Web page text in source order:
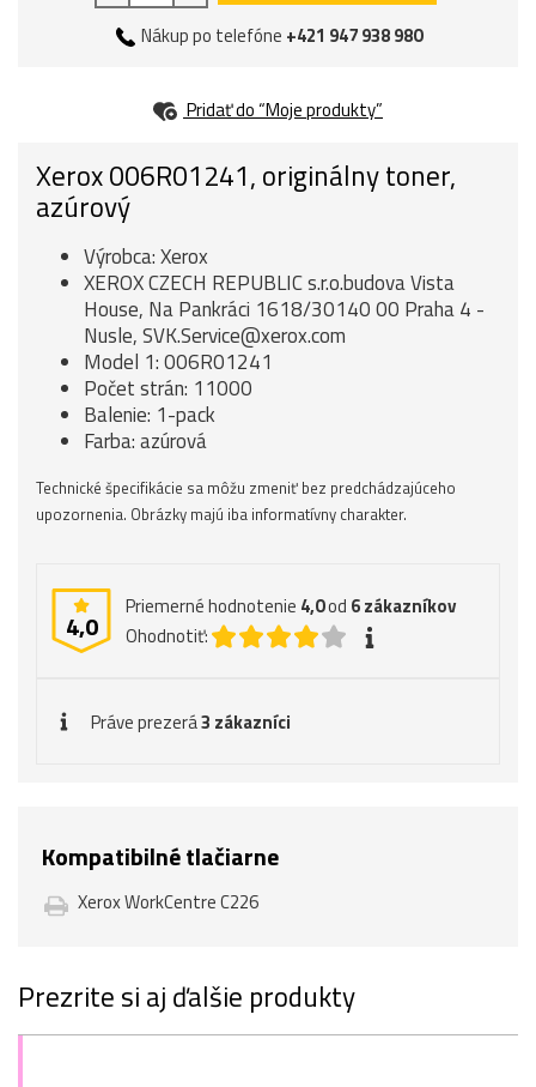
Nákup po telefóne +421 947 938 980
Pridať do “Moje produkty”
Xerox 006R01241, originálny toner,
azúrový
Výrobca: Xerox
XEROX CZECH REPUBLIC s.r.o.budova Vista
House, Na Pankráci 1618/30140 00 Praha 4 -
Nusle, SVK.Service@xerox.com
Model 1: 006R01241
Počet strán: 11000
Balenie: 1-pack
Farba: azúrová
Technické špecifikácie sa môžu zmeniť bez predchádzajúceho
upozornenia. Obrázky majú iba informatívny charakter.
4,0
Priemerné hodnotenie 4,0od 6zákazníkov
Ohodnotiť:
Práve prezerá3 zákazníci
Kompatibilné tlačiarne
Xerox WorkCentre C226
Prezrite si aj ďalšie produkty